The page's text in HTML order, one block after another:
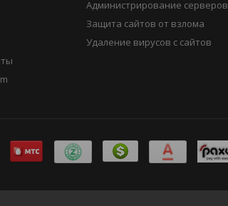
Администрирование серверов
Защита сайтов от взлома
Удаление вирусов с сайтов